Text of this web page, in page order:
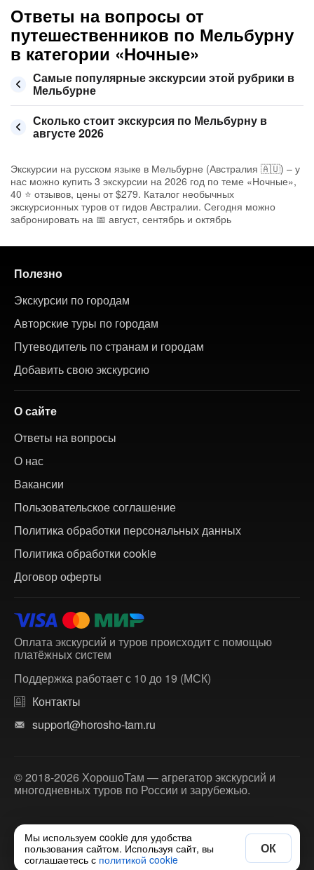
Ответы на вопросы от
путешественников по Мельбурну
в категории «Ночные»
Самые популярные экскурсии этой рубрики в
Мельбурне
Сколько стоит экскурсия по Мельбурну в
августе 2026
Экскурсии на русском языке в Мельбурне (Австралия 🇦🇺) – у
нас можно купить 3 экскурсии на 2026 год по теме «Ночные»,
40 ⭐ отзывов, цены от $279. Каталог необычных
экскурсионных туров от гидов Австралии. Сегодня можно
забронировать на 📅 август, сентябрь и октябрь
Полезно
Экскурсии по городам
Авторские туры по городам
Путеводитель по странам и городам
Добавить свою экскурсию
О сайте
Ответы на вопросы
О нас
Вакансии
Пользовательское соглашение
Политика обработки персональных данных
Политика обработки cookie
Договор оферты
Оплата экскурсий и туров происходит с помощью
платёжных систем
Поддержка работает с 10 до 19 (МСК)
Контакты
support@horosho-tam.ru
© 2018-2026 ХорошоТам — агрегатор экскурсий и
многодневных туров по России и зарубежью.
Мы используем cookie для удобства
пользования сайтом. Используя сайт, вы
соглашаетесь с политикой cookie
ОК